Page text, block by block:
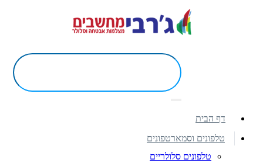
דף הבית
טלפונים וסמארטפונים
טלפונים סלולריים